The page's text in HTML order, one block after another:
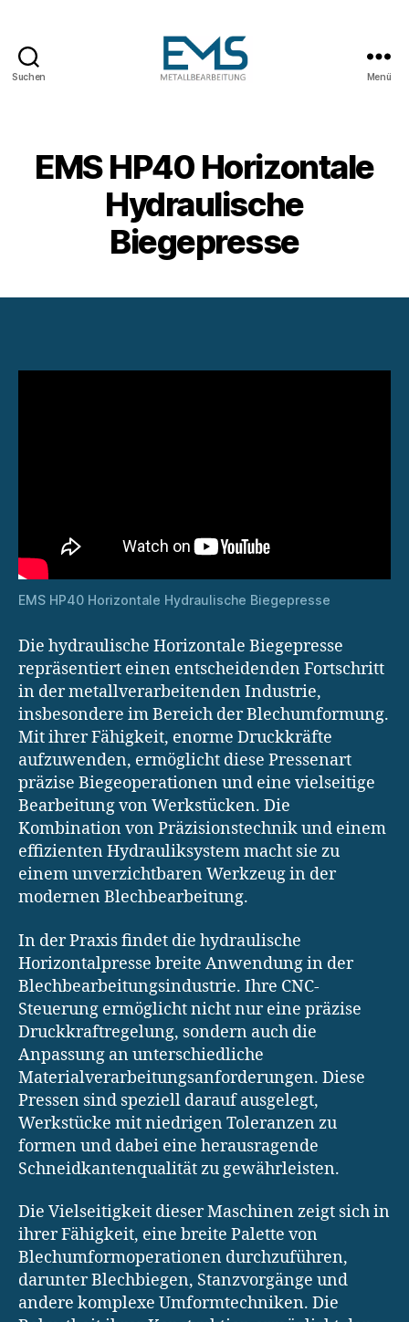
Suchen Menü
EMS HP40 Horizontale
Hydraulische
Biegepresse
EMS HP40 Horizontale Hydraulische Biegepresse
Die hydraulische Horizontale Biegepresse
repräsentiert einen entscheidenden Fortschritt
in der metallverarbeitenden Industrie,
insbesondere im Bereich der Blechumformung.
Mit ihrer Fähigkeit, enorme Druckkräfte
aufzuwenden, ermöglicht diese Pressenart
präzise Biegeoperationen und eine vielseitige
Bearbeitung von Werkstücken. Die
Kombination von Präzisionstechnik und einem
effizienten Hydrauliksystem macht sie zu
einem unverzichtbaren Werkzeug in der
modernen Blechbearbeitung.
In der Praxis findet die hydraulische
Horizontalpresse breite Anwendung in der
Blechbearbeitungsindustrie. Ihre CNC-
Steuerung ermöglicht nicht nur eine präzise
Druckkraftregelung, sondern auch die
Anpassung an unterschiedliche
Materialverarbeitungsanforderungen. Diese
Pressen sind speziell darauf ausgelegt,
Werkstücke mit niedrigen Toleranzen zu
formen und dabei eine herausragende
Schneidkantenqualität zu gewährleisten.
Die Vielseitigkeit dieser Maschinen zeigt sich in
ihrer Fähigkeit, eine breite Palette von
Blechumformoperationen durchzuführen,
darunter Blechbiegen, Stanzvorgänge und
andere komplexe Umformtechniken. Die